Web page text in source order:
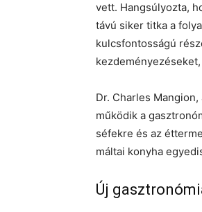
vett. Hangsúlyozta,
távú siker titka a
kulcsfontosságú
Dr. Charles
működik a
séfekre és az
máltai konyha
Új